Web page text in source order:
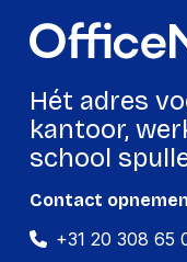
Hoogte
Verpakking
Per stuk
Hoeveelheid:
Hét adres
kantoor,
school
Contact
+31 20 308 65